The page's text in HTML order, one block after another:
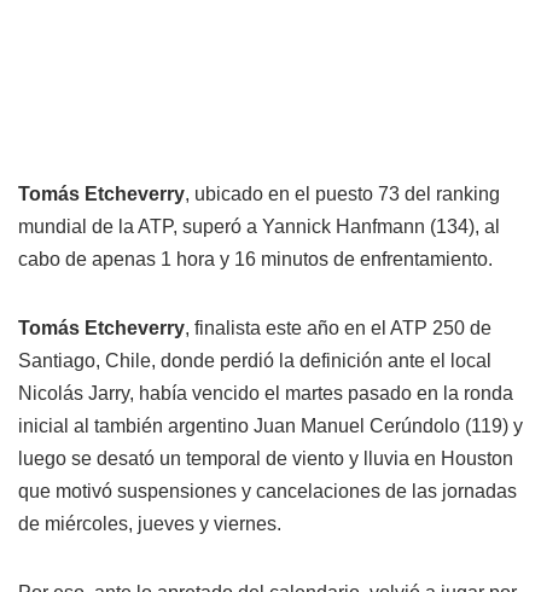
Tomás Etcheverry, ubicado en el puesto 73 del ranking
mundial de la ATP, superó a Yannick Hanfmann (134), al
cabo de apenas 1 hora y 16 minutos de enfrentamiento.
Tomás Etcheverry, finalista este año en el ATP 250 de
Santiago, Chile, donde perdió la definición ante el local
Nicolás Jarry, había vencido el martes pasado en la ronda
inicial al también argentino Juan Manuel Cerúndolo (119) y
luego se desató un temporal de viento y lluvia en Houston
que motivó suspensiones y cancelaciones de las jornadas
de miércoles, jueves y viernes.